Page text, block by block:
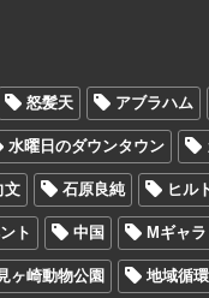
怒髪天 アブラハム
水曜日のダウンタウン
文 石原良純 ヒル
ト 中国 Mギャ
ヶ崎動物公園 地域循